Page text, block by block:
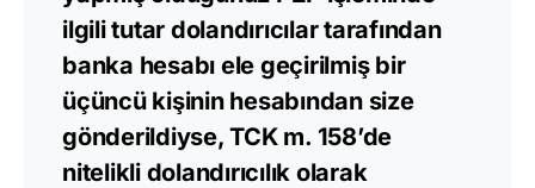
ilgili tutar dolandırıcılar tarafından
banka hesabı ele geçirilmiş bir
üçüncü kişinin hesabından size
gönderildiyse, TCK m. 158’de
nitelikli dolandırıcılık olarak